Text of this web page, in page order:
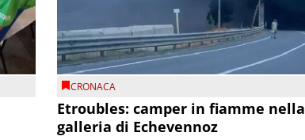
CRONACA
Etroubles: camper in fiamme nella
galleria di Echevennoz